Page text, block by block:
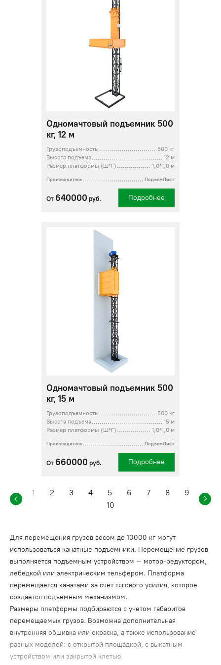
Одномачтовый подъемник 500
кг, 12 м
Грузоподъемность
500 кг
Высота подъема
12 м
Размер платформы (Ш*Г)
1,0*1,0 м
Производитель ПодъемЛифт
От 640000 руб. Подробнее
Одномачтовый подъемник 500
кг, 15 м
Грузоподъемность
500 кг
Высота подъема
15 м
Размер платформы (Ш*Г)
1,0*1,0 м
Производитель ПодъемЛифт
От 660000 руб. Подробнее
1 2 3 4 5 6 7 8
9
10
Для перемещения грузов весом до 10000 кг могут
использоваться канатные подъемники. Перемещение грузов
выполняется подъемным устройством – мотор-редуктором,
лебедкой или электрическим тельфером. Платформа
перемещается канатами за счет тягового усилия, которое
создается подъемным механизмом.
Размеры платформы подбираются с учетом габаритов
перемещаемых грузов. Возможна дополнительная
внутренняя обшивка или окраска, а также использование
разных моделей: с открытой площадкой, с выкатным
устройством или закрытой клетью.